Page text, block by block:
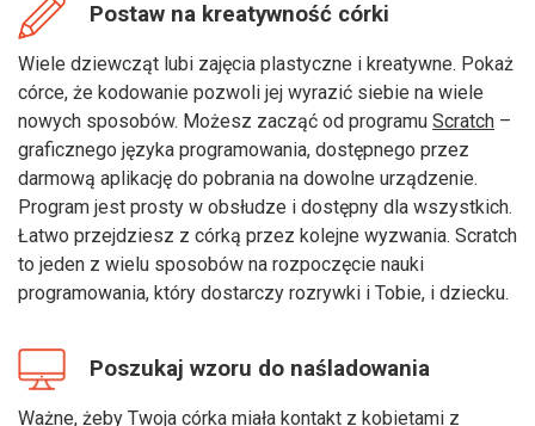
Postaw na kreatywność córki
Wiele dziewcząt lubi zajęcia plastyczne i kreatywne. Pokaż
córce, że kodowanie pozwoli jej wyrazić siebie na wiele
nowych sposobów. Możesz zacząć od programu Scratch –
graficznego języka programowania, dostępnego przez
darmową aplikację do pobrania na dowolne urządzenie.
Program jest prosty w obsłudze i dostępny dla wszystkich.
Łatwo przejdziesz z córką przez kolejne wyzwania. Scratch
to jeden z wielu sposobów na rozpoczęcie nauki
programowania, który dostarczy rozrywki i Tobie, i dziecku.
Poszukaj wzoru do naśladowania
Ważne, żeby Twoja córka miała kontakt z kobietami z